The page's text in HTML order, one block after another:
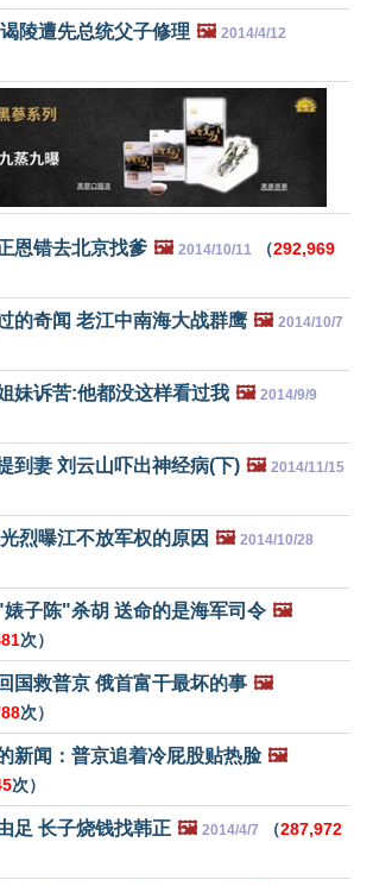
陵遭先总统父子修理 🖼️ 2014/4/12
恩错去北京找爹 🖼️ 2014/10/11 （292,969
的奇闻 老江中南海大战群鹰 🖼️ 2014/10/7
妹诉苦:他都没这样看过我 🖼️ 2014/9/9
到妻 刘云山吓出神经病(下) 🖼️ 2014/11/15
烈曝江不放军权的原因 🖼️ 2014/10/28
子陈"杀胡 送命的是海军司令 🖼️
次）
国救普京 俄首富干最坏的事 🖼️
次）
新闻：普京追着冷屁股贴热脸 🖼️
次）
足 长子烧钱找韩正 🖼️ 2014/4/7 （287,972